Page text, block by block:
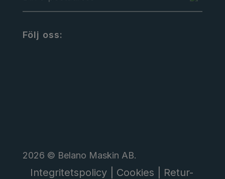
Följ oss:
2026 © Belano Maskin AB.
Integritetspolicy | Cookies | Retur-